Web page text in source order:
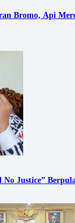
Bromo, Api
No Justice”